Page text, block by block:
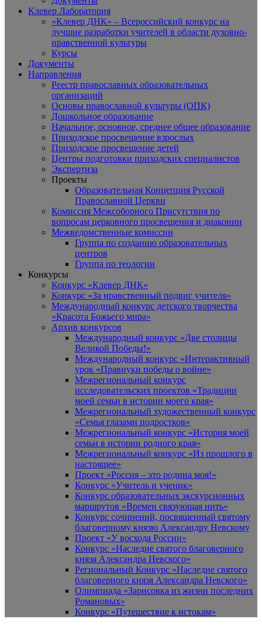
Клевер Лаборатория
«Клевер ДНК» – Всероссийский конкурс на
лучшие разработки учителей в области духовно-
нравственной культуры
Курсы
Документы
Направления
Реестр православных образовательных
организаций
Основы православной культуры (ОПК)
Дошкольное образование
Начальное, основное, среднее общее образование
Приходское просвещение взрослых
Приходское просвещение детей
Центры подготовки приходских специалистов
Экспертиза
Проекты
Образовательная Концепция Русской
Православной Церкви
Комиссия Межсоборного Присутствия по
вопросам церковного просвещения и диаконии
Межведомственные комиссии
Группа по созданию образовательных
центров
Группа по теологии
Конкурсы
Конкурс «Клевер ДНК»
Конкурс «За нравственный подвиг учителя»
Международный конкурс детского творчества
«Красота Божьего мира»
Архив конкурсов
Международный конкурс «Две столицы
Великой Победы!»
Международный конкурс «Интерактивный
урок «Правнуки победы о войне»
Межрегиональный конкурс
исследовательских проектов «Традиции
моей семьи в истории моего края»
Межрегиональный художественный конкурс
«Семья глазами подростков»
Межрегиональный конкурс «История моей
семьи в истории родного края»
Межрегиональный конкурс «Из прошлого в
настоящее»
Проект «Россия – это родина моя!»
Конкурс «Учитель и ученик»
Конкурс образовательных экскурсионных
маршрутов «Времен связующая нить»
Конкурс сочинений, посвященный святому
благоверному князю Александру Невскому
Проект «У восхода России»
Конкурс «Наследие святого благоверного
князя Александра Невского»
Региональный Конкурс «Наследие святого
благоверного князя Александра Невского»
Олимпиада «Зарисовка из жизни последних
Романовых»
Конкурс «Путешествие к истокам»